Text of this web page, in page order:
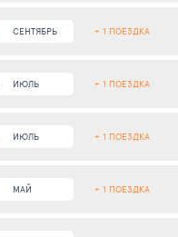
СЕНТЯБРЬ + 1 ПОЕЗДКА
ИЮЛЬ + 1 ПОЕЗДКА
ИЮЛЬ + 1 ПОЕЗДКА
МАЙ + 1 ПОЕЗДКА